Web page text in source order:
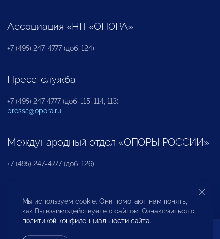
Ассоциация «НП «ОПОРА»
+7 (495) 247-4777 (доб. 124)
Пресс-служба
+7 (495) 247 4777 (доб. 115, 114, 113)
pressa@opora.ru
Международный отдел «ОПОРЫ РОССИИ»
+7 (495) 247-4777 (доб. 126)
Бюро по защите прав предпринимателей и
инвесторов
Мы используем cookie. Они помогают нам понять,
как Вы взаимодействуете с сайтом. Ознакомиться с
политикой конфиденциальности сайта.